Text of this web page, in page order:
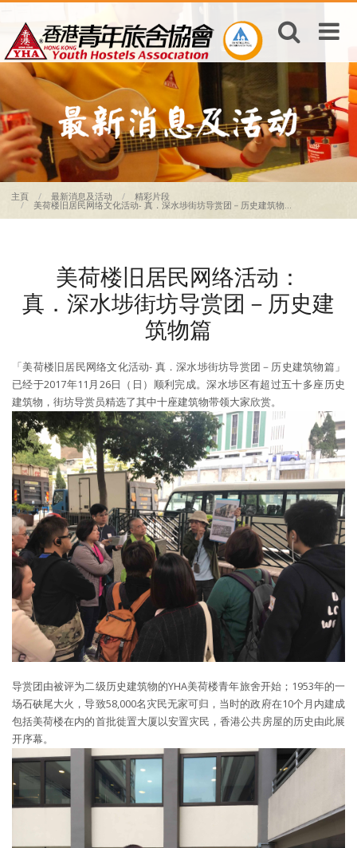
主頁 最新消息及活动 精彩片段
美荷楼旧居民网络文化活动- 真．深水埗街坊导赏团－历史建筑物...
美荷楼旧居民网络活动：
真．深水埗街坊导赏团－历史建
筑物篇
「美荷楼旧居民网络文化活动- 真．深水埗街坊导赏团－历史建筑物篇」
已经于2017年11月26日（日）顺利完成。深水埗区有超过五十多座历史
建筑物，街坊导赏员精选了其中十座建筑物带领大家欣赏。
导赏团由被评为二级历史建筑物的YHA美荷楼青年旅舍开始；1953年的一
场石硖尾大火，导致58,000名灾民无家可归，当时的政府在10个月内建成
包括美荷楼在内的首批徙置大厦以安置灾民，香港公共房屋的历史由此展
开序幕。